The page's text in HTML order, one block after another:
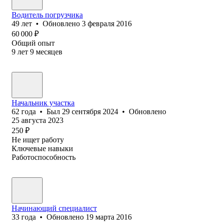
Водитель погрузчика
49 лет • Обновлено 3 февраля 2016
60 000 ₽
Общий опыт
9 лет 9 месяцев
Начальник участка
62 года • Был 29 сентября 2024 • Обновлено
25 августа 2023
250 ₽
Не ищет работу
Ключевые навыки
Работоспособность
Начинающий специалист
33 года • Обновлено 19 марта 2016